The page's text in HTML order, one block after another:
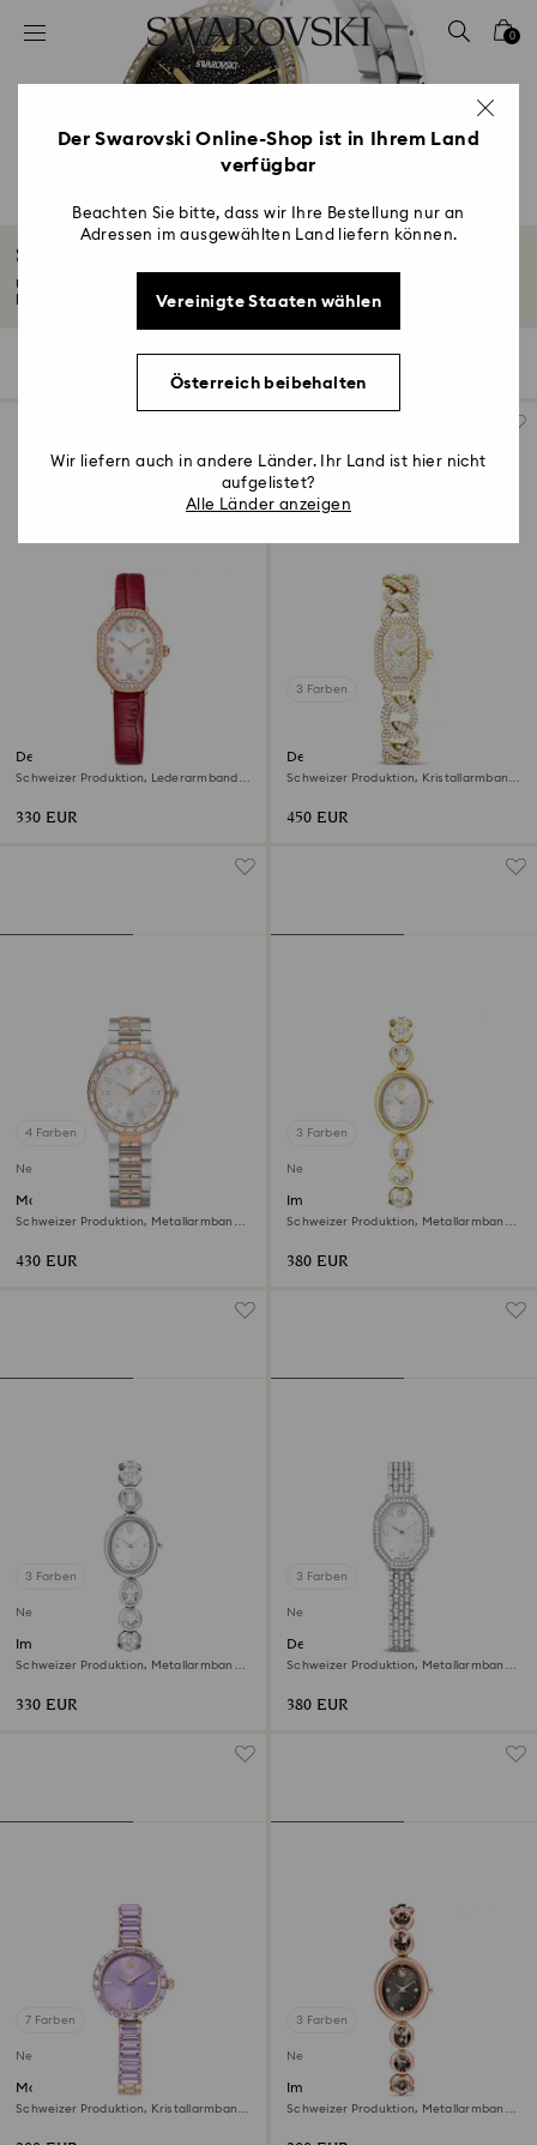
Liste Tastaturkürzel
2 - Footer
4 - Suchergebnisse
0
Schweizer Uhren
Unsere Kollektion an Schweizer Uhren für Damen und Herren vereint
Mehr lesen
Dextera octagon Uhr
Schweizer Produktion, Lederarmband,
330 EUR
3 Farben
Dextera chain Uhr
Schweizer Produktion, Kristallarmband,
450 EUR
4 Farben
Neu
Matrix date Uhr
Schweizer Produktion, Metallarmband,
430 EUR
3 Farben
Neu
Imber oval Uhr
Schweizer Produktion, Metallarmband,
380 EUR
3 Farben
Neu
Imber oval Uhr
Schweizer Produktion, Metallarmband,
330 EUR
3 Farben
Neu
Dextera octagon Uhr
Schweizer Produktion, Metallarmband,
380 EUR
7 Farben
Neu
Matrix bangle Uhr
Schweizer Produktion, Kristallarmband,
3 Farben
Neu
Imber oval Uhr
Schweizer Produktion, Metallarmband,
Der Swarovski Online-Shop ist in Ihrem Land
verfügbar
Beachten Sie bitte, dass wir Ihre Bestellung nur an
Adressen im ausgewählten Land liefern können.
Vereinigte Staaten wählen
Österreich beibehalten
Wir liefern auch in andere Länder. Ihr Land ist hier nicht
aufgelistet?
Alle Länder anzeigen